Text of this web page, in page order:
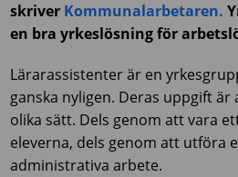
skriver Kommunalarbetaren.
en bra yrkeslösning för
Lärarassistenter är en
ganska nyligen. Deras uppgift
olika sätt. Dels genom att vara
eleverna, dels genom att utföra
administrativa arbete.